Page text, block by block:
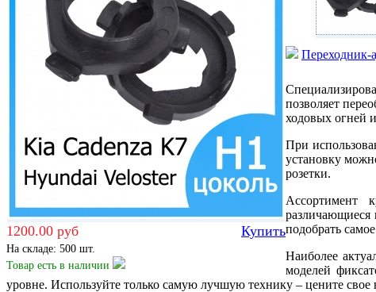
1200.00 руб Купить
На складе: 500 шт.
Товар есть в наличии
Переходник-
позволяет
ходовых огней
При
установку
розетки.
Ассортимент
различающиеся
подобрать
Наиболее
моделей
уровне. Используйте только самую лучшую технику – цените свое